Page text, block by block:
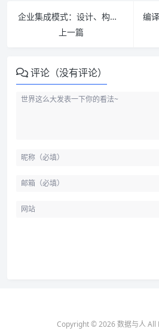
企业集成模式：设计、构建及部署消息传递解决方案 PDF下载
上一篇
评论（没有评论）
Copyright © 2026 数据与人 All